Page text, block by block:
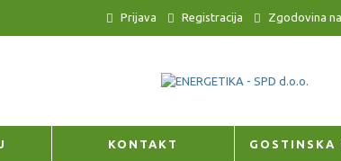
Prijava Registracija Zgodovina
KONTAKT GOSTINSKA